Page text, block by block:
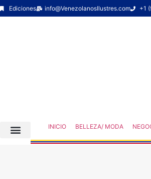
Ediciones info@VenezolanosIlustres.com +1
INICIO BELLEZA/ MODA